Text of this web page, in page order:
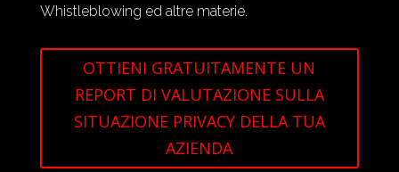
Whistleblowing ed altre materie.
OTTIENI GRATUITAMENTE UN
REPORT DI VALUTAZIONE SULLA
SITUAZIONE PRIVACY DELLA TUA
AZIENDA